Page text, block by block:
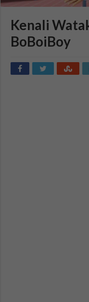
Kenali
BoBoiBoy